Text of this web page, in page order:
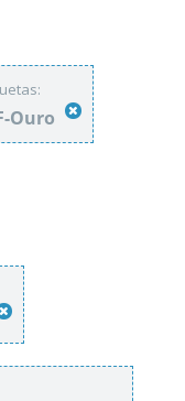
Ouro